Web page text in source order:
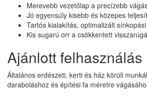
Merevebb vezetőlap a precízebb
Jó egyensúly kisebb és közepes
Tartós kialakítás, optimalizált
Kis sugarú orr a csökkentett
Ajánlott felhasználás
Általános erdészeti, kerti és ház körüli
daraboláshoz és építési fa méretre